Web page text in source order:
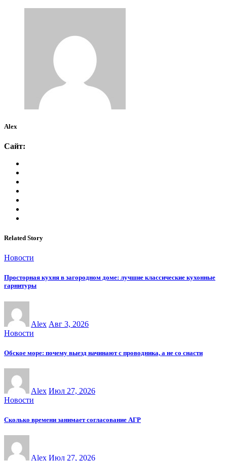
Alex
Сайт:
Related Story
Новости
Просторная кухня в загородном доме: лучшие классические кухонные
гарнитуры
Alex Авг 3, 2026
Новости
Обское море: почему выезд начинают с проводника, а не со снасти
Alex Июл 27, 2026
Новости
Сколько времени занимает согласование АГР
Alex Июл 27, 2026